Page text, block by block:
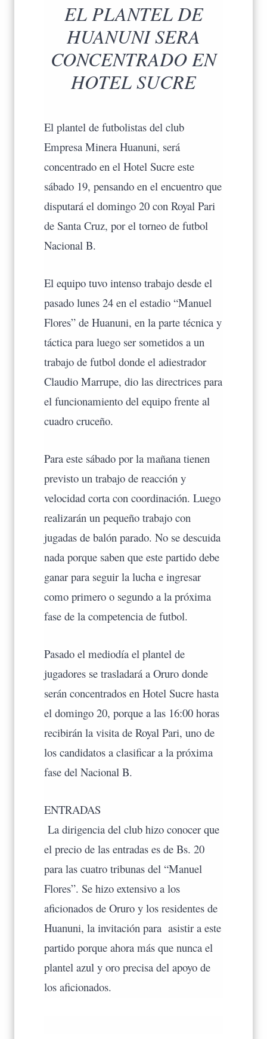
EL PLANTEL DE
HUANUNI SERA
CONCENTRADO EN
HOTEL SUCRE
El plantel de futbolistas del club
Empresa Minera Huanuni, será
concentrado en el Hotel Sucre este
sábado 19, pensando en el encuentro que
disputará el domingo 20 con Royal Pari
de Santa Cruz, por el torneo de futbol
Nacional B.
El equipo tuvo intenso trabajo desde el
pasado lunes 24 en el estadio “Manuel
Flores” de Huanuni, en la parte técnica y
táctica para luego ser sometidos a un
trabajo de futbol donde el adiestrador
Claudio Marrupe, dio las directrices para
el funcionamiento del equipo frente al
cuadro cruceño.
Para este sábado por la mañana tienen
previsto un trabajo de reacción y
velocidad corta con coordinación. Luego
realizarán un pequeño trabajo con
jugadas de balón parado. No se descuida
nada porque saben que este partido debe
ganar para seguir la lucha e ingresar
como primero o segundo a la próxima
fase de la competencia de futbol.
Pasado el mediodía el plantel de
jugadores se trasladará a Oruro donde
serán concentrados en Hotel Sucre hasta
el domingo 20, porque a las 16:00 horas
recibirán la visita de Royal Pari, uno de
los candidatos a clasificar a la próxima
fase del Nacional B.
ENTRADAS
La dirigencia del club hizo conocer que
el precio de las entradas es de Bs. 20
para las cuatro tribunas del “Manuel
Flores”. Se hizo extensivo a los
aficionados de Oruro y los residentes de
Huanuni, la invitación para asistir a este
partido porque ahora más que nunca el
plantel azul y oro precisa del apoyo de
los aficionados.